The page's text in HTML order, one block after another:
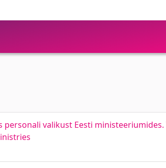
valikust Eesti ministeeriumides.